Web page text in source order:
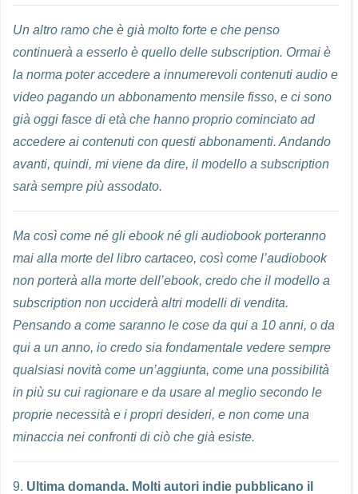
Un altro ramo che è già molto forte e che penso
continuerà a esserlo è quello delle subscription. Ormai è
la norma poter accedere a innumerevoli contenuti audio e
video pagando un abbonamento mensile fisso, e ci sono
già oggi fasce di età che hanno proprio cominciato ad
accedere ai contenuti con questi abbonamenti. Andando
avanti, quindi, mi viene da dire, il modello a subscription
sarà sempre più assodato.
Ma così come né gli ebook né gli audiobook porteranno
mai alla morte del libro cartaceo, così come l’audiobook
non porterà alla morte dell’ebook, credo che il modello a
subscription non ucciderà altri modelli di vendita.
Pensando a come saranno le cose da qui a 10 anni, o da
qui a un anno, io credo sia fondamentale vedere sempre
qualsiasi novità come un’aggiunta, come una possibilità
in più su cui ragionare e da usare al meglio secondo le
proprie necessità e i propri desideri, e non come una
minaccia nei confronti di ciò che già esiste.
9. Ultima domanda. Molti autori indie pubblicano il